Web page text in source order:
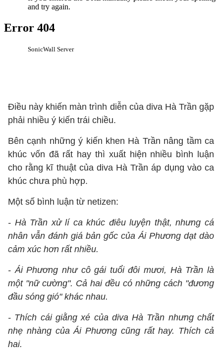
Điều này khiến màn trình diễn của diva Hà Trần gặp
phải nhiều ý kiến trái chiều.
Bên cạnh những ý kiến khen Hà Trần nâng tầm ca
khúc vốn đã rất hay thì xuất hiện nhiều bình luận
cho rằng kĩ thuật của diva Hà Trần áp dụng vào ca
khúc chưa phù hợp.
Một số bình luận từ netizen:
- Hà Trần xử lí ca khúc điêu luyện thật, nhưng cá
nhân vẫn đánh giá bản gốc của Ái Phương dạt dào
cảm xúc hơn rất nhiều.
- Ái Phương như cô gái tuổi đôi mươi, Hà Trần là
một "nữ cường". Cả hai đều có những cách "đương
đầu sóng gió" khác nhau.
- Thích cái giằng xé của diva Hà Trần nhưng chất
nhẹ nhàng của Ái Phương cũng rất hay. Thích cả
hai.